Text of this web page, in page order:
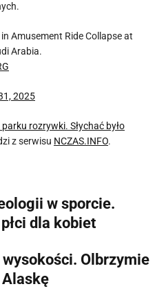
Amusement Ride Collapse at
Arabia.
2025
rozrywki. Słychać było
z serwisu NCZAS.INFO.
w sporcie.
dla kobiet
wysokości. Olbrzymie
Alaskę